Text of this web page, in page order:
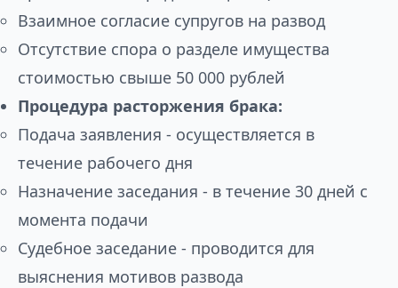
Взаимное согласие супругов на развод
Отсутствие спора о разделе имущества
стоимостью свыше 50 000 рублей
Процедура расторжения брака:
Подача заявления - осуществляется в
течение рабочего дня
Назначение заседания - в течение 30 дней с
момента подачи
Судебное заседание - проводится для
выяснения мотивов развода